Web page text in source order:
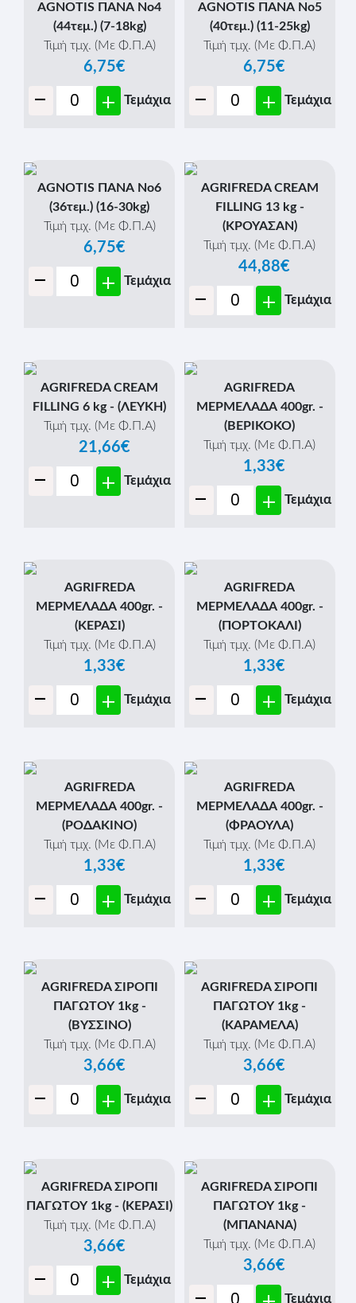
AGNOTIS ΠΑΝΑ Νο4
(44τεμ.) (7-18kg)
Τιμή τμχ. (Με Φ.Π.Α)
6,75€
- + Τεμάχια
AGNOTIS ΠΑΝΑ Νο5
(40τεμ.) (11-25kg)
Τιμή τμχ. (Με Φ.Π.Α)
6,75€
- + Τεμάχια
AGNOTIS ΠΑΝΑ Νο6
(36τεμ.) (16-30kg)
Τιμή τμχ. (Με Φ.Π.Α)
6,75€
- + Τεμάχια
AGRIFREDA CREAM
FILLING 13 kg -
(ΚΡΟΥΑΣΑΝ)
Τιμή τμχ. (Με Φ.Π.Α)
44,88€
- + Τεμάχια
AGRIFREDA CREAM
FILLING 6 kg - (ΛΕΥΚΗ)
Τιμή τμχ. (Με Φ.Π.Α)
21,66€
- + Τεμάχια
AGRIFREDA
ΜΕΡΜΕΛΑΔΑ 400gr. -
(ΒΕΡΙΚΟΚΟ)
Τιμή τμχ. (Με Φ.Π.Α)
1,33€
- + Τεμάχια
AGRIFREDA
ΜΕΡΜΕΛΑΔΑ 400gr. -
(ΚΕΡΑΣΙ)
Τιμή τμχ. (Με Φ.Π.Α)
1,33€
- + Τεμάχια
AGRIFREDA
ΜΕΡΜΕΛΑΔΑ 400gr. -
(ΠΟΡΤΟΚΑΛΙ)
Τιμή τμχ. (Με Φ.Π.Α)
1,33€
- + Τεμάχια
AGRIFREDA
ΜΕΡΜΕΛΑΔΑ 400gr. -
(ΡΟΔΑΚΙΝΟ)
Τιμή τμχ. (Με Φ.Π.Α)
1,33€
- + Τεμάχια
AGRIFREDA
ΜΕΡΜΕΛΑΔΑ 400gr. -
(ΦΡΑΟΥΛΑ)
Τιμή τμχ. (Με Φ.Π.Α)
1,33€
- + Τεμάχια
AGRIFREDA ΣΙΡΟΠΙ
ΠΑΓΩΤΟΥ 1kg -
(ΒΥΣΣΙΝΟ)
Τιμή τμχ. (Με Φ.Π.Α)
3,66€
- + Τεμάχια
AGRIFREDA ΣΙΡΟΠΙ
ΠΑΓΩΤΟΥ 1kg -
(ΚΑΡΑΜΕΛΑ)
Τιμή τμχ. (Με Φ.Π.Α)
3,66€
- + Τεμάχια
AGRIFREDA ΣΙΡΟΠΙ
ΠΑΓΩΤΟΥ 1kg - (ΚΕΡΑΣΙ)
Τιμή τμχ. (Με Φ.Π.Α)
3,66€
- + Τεμάχια
AGRIFREDA ΣΙΡΟΠΙ
ΠΑΓΩΤΟΥ 1kg -
(ΜΠΑΝΑΝΑ)
Τιμή τμχ. (Με Φ.Π.Α)
3,66€
Τεμάχια